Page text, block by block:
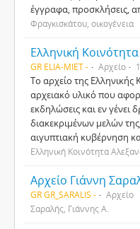
έγγραφα, προσκλήσεις,
Φραγκισκάτου, οικογένεια
Ελληνική
GR ELIA-MIET - Αρχείο
Το αρχείο της Ελληνικής
αρχειακό υλικό που
εκδηλώσεις και εν γένει
διακεκριμένων μελών
αιγυπτιακή κυβέρνηση
Ελληνική Κοινότητα
Αρχείο Γιάννη
GR GR_SARALIS -
Αρχείο
Σαραλής, Γιάννης Α.